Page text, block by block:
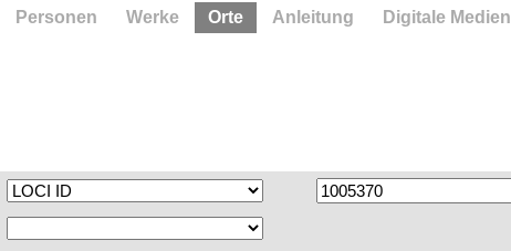
Personen Werke Orte Anleitung Digitale Medien